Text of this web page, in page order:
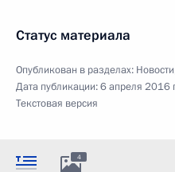
Статус материала
Опубликован в разделах: Новости
Дата публикации:6 апреля 2016
Текстовая версия
4